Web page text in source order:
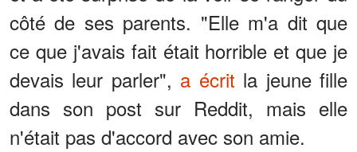
côté de ses parents. "Elle m'a dit que
ce que j'avais fait était horrible et que je
devais leur parler", a écrit la jeune fille
dans son post sur Reddit, mais elle
n'était pas d'accord avec son amie.